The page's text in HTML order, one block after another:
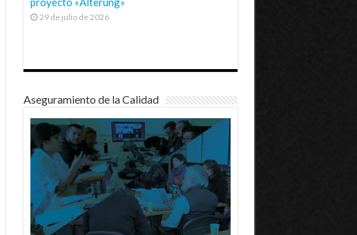
29 de julio de 2026
Aseguramiento de la Calidad